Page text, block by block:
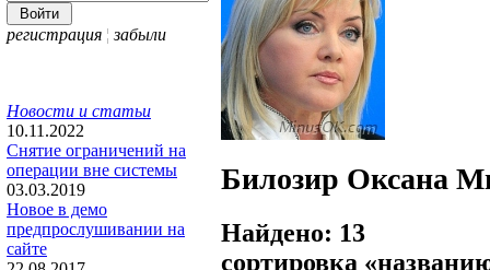
регистрация ¦ забыли
Новости и статьи
10.11.2022
Снятие ограничений на
операции вне системы
03.03.2019
Новое в демо
предпрослушивании на
сайте
Билозир Оксана
Найдено: 13
сортировка «